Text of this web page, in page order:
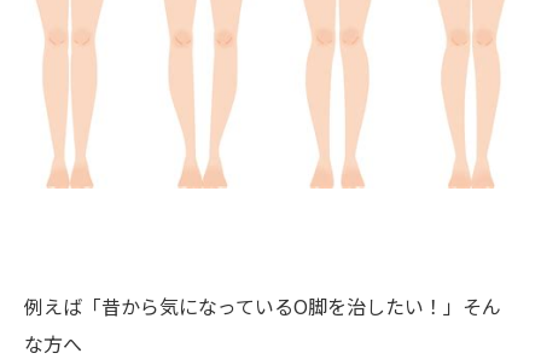
例えば「昔から気になっているO脚を治したい！」そん
な方へ